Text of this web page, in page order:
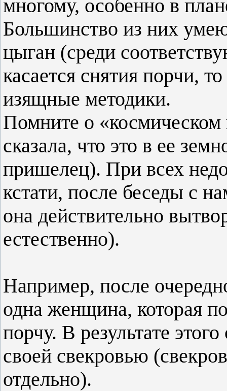
многому, особенно в
Большинство из них
цыган (среди
касается снятия порчи,
изящные методики.
Помните о
сказала, что это в ее
пришелец). При всех
кстати, после беседы с
она действительно
естественно).
Например, после
одна женщина, которая
порчу. В результате
своей свекровью
отдельно).